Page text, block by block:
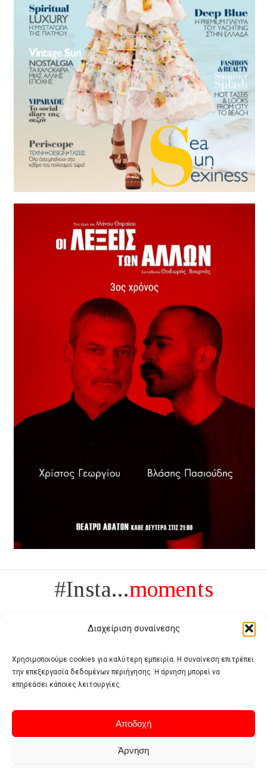
Διαχείριση συναίνεσης
Χρησιμοποιούμε cookies για καλύτερη εμπειρία. Η συναίνεση επιτρέπει
την επεξεργασία δεδομένων περιήγησης. Η άρνηση μπορεί να
επηρεάσει κάποιες λειτουργίες.
Αποδοχή
Άρνηση
#Insta...moments
Πολυτέλεια δεν είναι το αντίθετο της ανέχειας, είναι το αντίθετο της